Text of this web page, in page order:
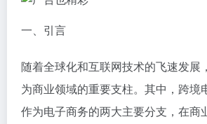
一、引言
随着全球化和互联网技术的飞速发展
为商业领域的重要支柱。其中， 跨境
作为电子商务的两大主要分支，在商